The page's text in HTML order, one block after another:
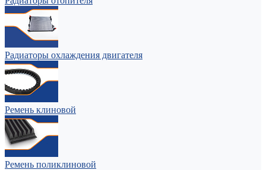
Радиаторы охлаждения двигателя
Ремень клиновой
Ремень поликлиновой